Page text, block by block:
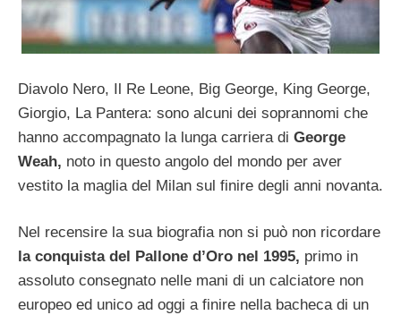
Diavolo Nero, Il Re Leone, Big George, King George,
Giorgio, La Pantera: sono alcuni dei soprannomi che
hanno accompagnato la lunga carriera di George
Weah, noto in questo angolo del mondo per aver
vestito la maglia del Milan sul finire degli anni novanta.
Nel recensire la sua biografia non si può non ricordare
la conquista del Pallone d’Oro nel 1995, primo in
assoluto consegnato nelle mani di un calciatore non
europeo ed unico ad oggi a finire nella bacheca di un